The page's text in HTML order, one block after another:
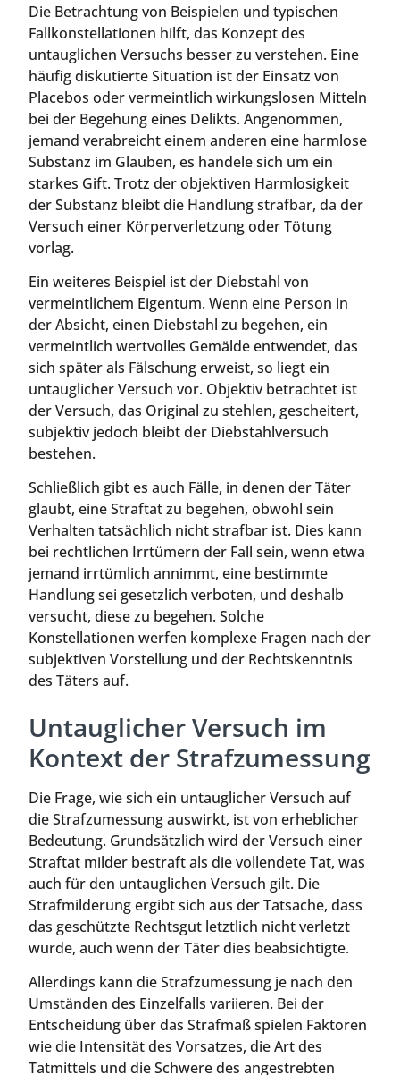
Die Betrachtung von Beispielen und typischen
Fallkonstellationen hilft, das Konzept des
untauglichen Versuchs besser zu verstehen. Eine
häufig diskutierte Situation ist der Einsatz von
Placebos oder vermeintlich wirkungslosen Mitteln
bei der Begehung eines Delikts. Angenommen,
jemand verabreicht einem anderen eine harmlose
Substanz im Glauben, es handele sich um ein
starkes Gift. Trotz der objektiven Harmlosigkeit
der Substanz bleibt die Handlung strafbar, da der
Versuch einer Körperverletzung oder Tötung
vorlag.
Ein weiteres Beispiel ist der Diebstahl von
vermeintlichem Eigentum. Wenn eine Person in
der Absicht, einen Diebstahl zu begehen, ein
vermeintlich wertvolles Gemälde entwendet, das
sich später als Fälschung erweist, so liegt ein
untauglicher Versuch vor. Objektiv betrachtet ist
der Versuch, das Original zu stehlen, gescheitert,
subjektiv jedoch bleibt der Diebstahlversuch
bestehen.
Schließlich gibt es auch Fälle, in denen der Täter
glaubt, eine Straftat zu begehen, obwohl sein
Verhalten tatsächlich nicht strafbar ist. Dies kann
bei rechtlichen Irrtümern der Fall sein, wenn etwa
jemand irrtümlich annimmt, eine bestimmte
Handlung sei gesetzlich verboten, und deshalb
versucht, diese zu begehen. Solche
Konstellationen werfen komplexe Fragen nach der
subjektiven Vorstellung und der Rechtskenntnis
des Täters auf.
Untauglicher Versuch im
Kontext der Strafzumessung
Die Frage, wie sich ein untauglicher Versuch auf
die Strafzumessung auswirkt, ist von erheblicher
Bedeutung. Grundsätzlich wird der Versuch einer
Straftat milder bestraft als die vollendete Tat, was
auch für den untauglichen Versuch gilt. Die
Strafmilderung ergibt sich aus der Tatsache, dass
das geschützte Rechtsgut letztlich nicht verletzt
wurde, auch wenn der Täter dies beabsichtigte.
Allerdings kann die Strafzumessung je nach den
Umständen des Einzelfalls variieren. Bei der
Entscheidung über das Strafmaß spielen Faktoren
wie die Intensität des Vorsatzes, die Art des
Tatmittels und die Schwere des angestrebten